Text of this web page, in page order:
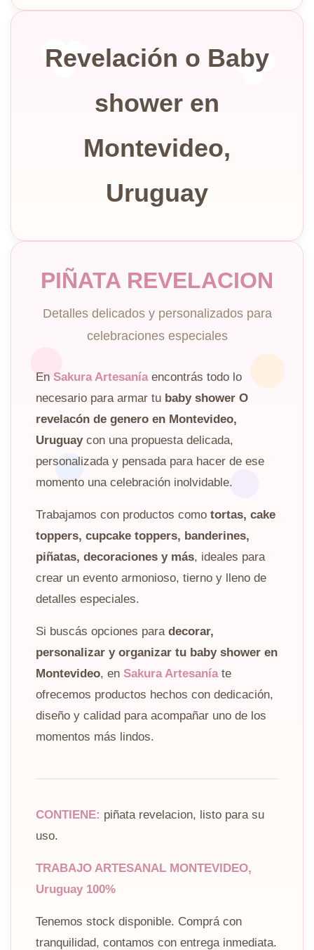
Revelación o Baby
shower en
Montevideo,
Uruguay
PIÑATA REVELACION
Detalles delicados y personalizados para
celebraciones especiales
En Sakura Artesaníaencontrás todo lo
necesario para armar tu baby shower O
revelacón de genero en Montevideo,
Uruguaycon una propuesta delicada,
personalizada y pensada para hacer de ese
momento una celebración inolvidable.
Trabajamos con productos como tortas, cake
toppers, cupcake toppers, banderines,
piñatas, decoraciones y más, ideales para
crear un evento armonioso, tierno y lleno de
detalles especiales.
Si buscás opciones para decorar,
personalizar y organizar tu baby shower en
Montevideo, en Sakura Artesaníate
ofrecemos productos hechos con dedicación,
diseño y calidad para acompañar uno de los
momentos más lindos.
CONTIENE: piñata revelacion, listo para su
uso.
TRABAJO ARTESANAL MONTEVIDEO,
Uruguay 100%
Tenemos stock disponible. Comprá con
tranquilidad, contamos con entrega inmediata.